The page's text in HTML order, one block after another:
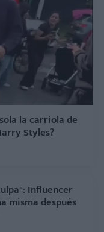
la carriola de
Styles?
Influencer
misma después